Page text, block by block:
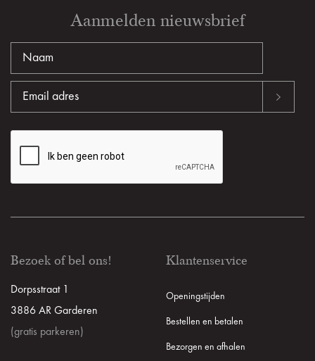
Aanmelden nieuwsbrief
Bezoek of bel ons!
Dorpsstraat 1
3886 AR Garderen
(gratis parkeren)
Klantenservice
Openingstijden
Bestellen en betalen
Bezorgen en afhalen